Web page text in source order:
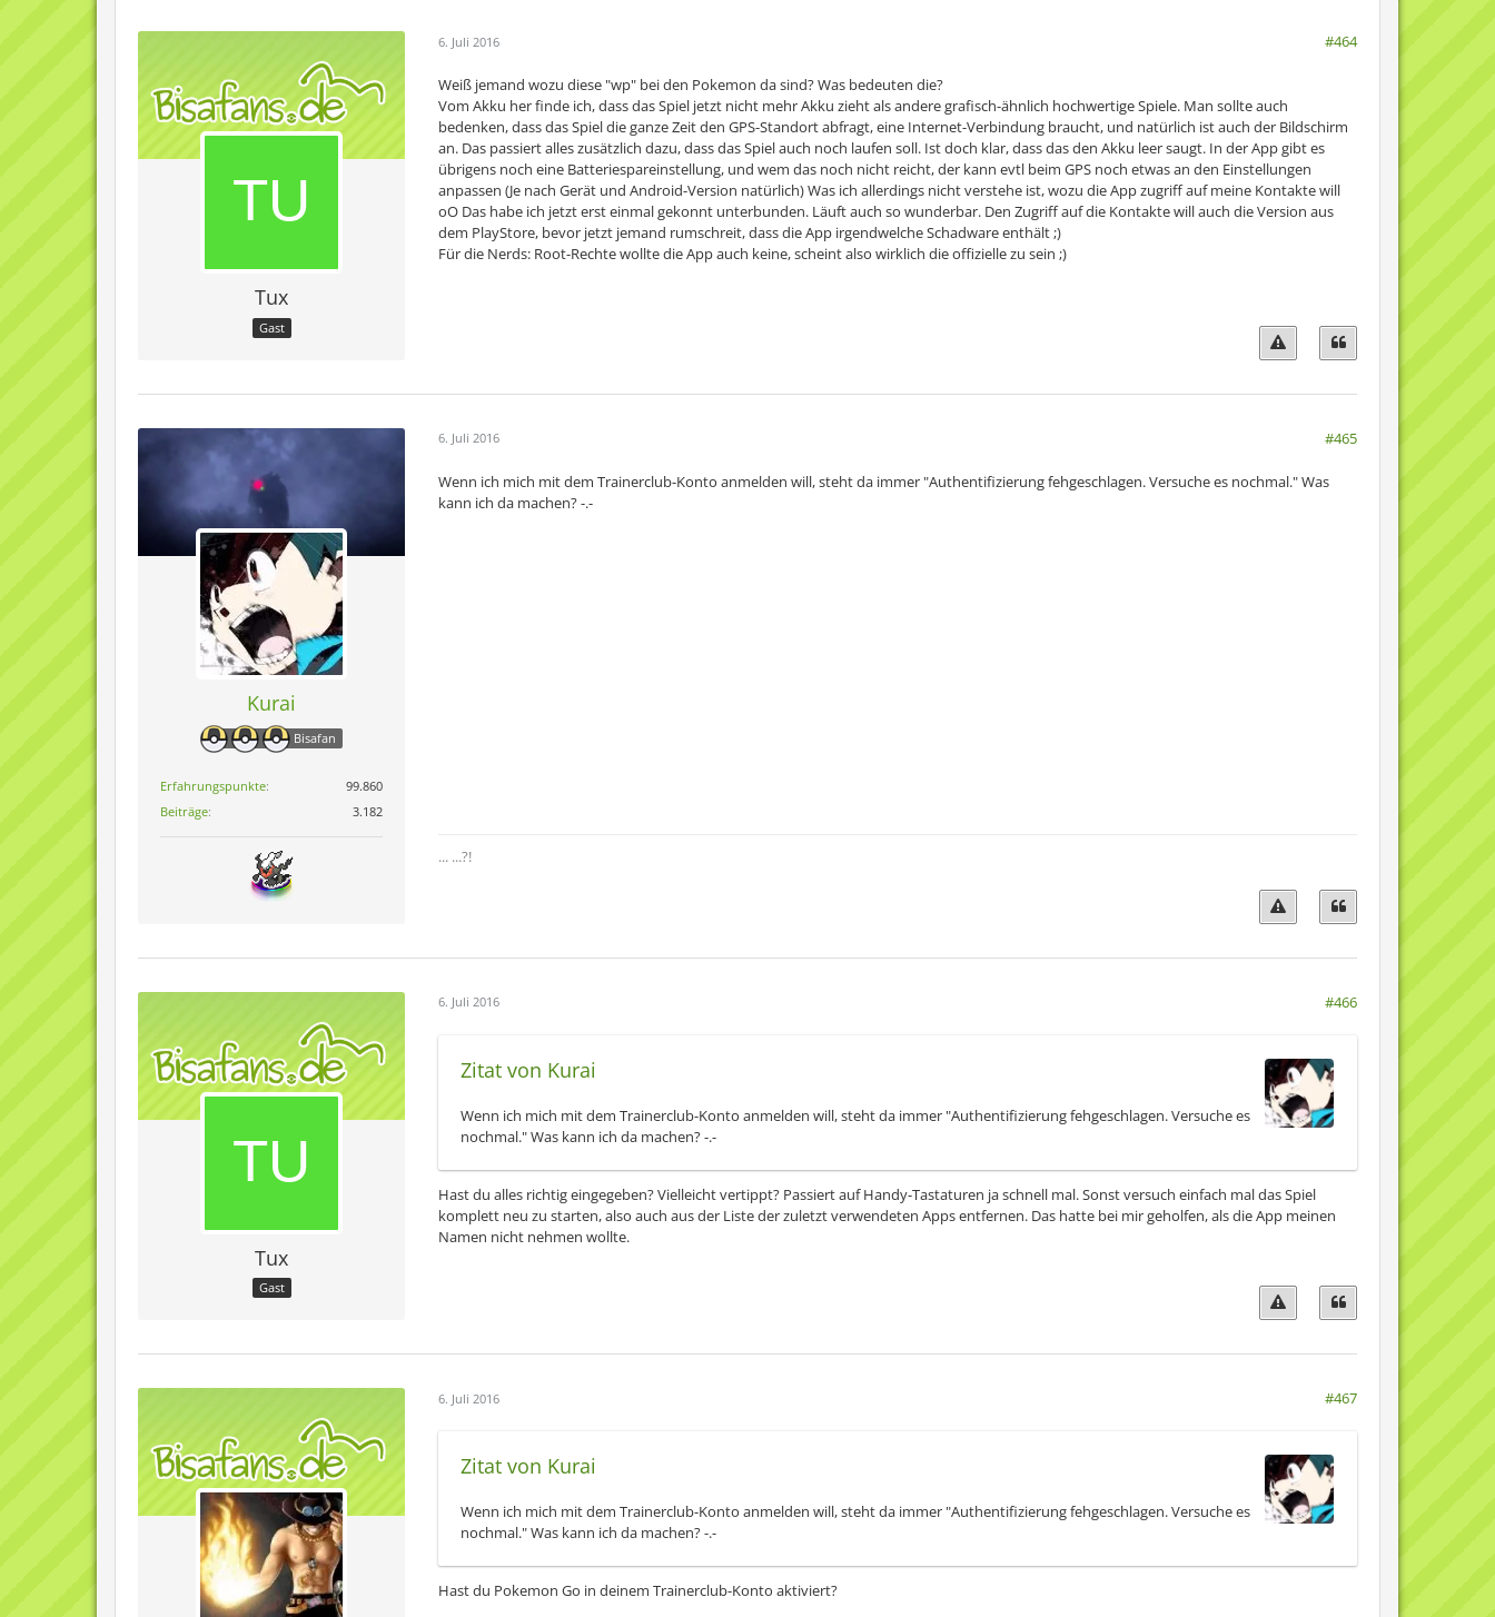
Tux
Gast
6. Juli 2016 #464
Weiß jemand wozu diese "wp" bei den Pokemon da sind? Was bedeuten die?
Vom Akku her finde ich, dass das Spiel jetzt nicht mehr Akku zieht als andere grafisch-ähnlich hochwertige Spiele. Man sollte auch
bedenken, dass das Spiel die ganze Zeit den GPS-Standort abfragt, eine Internet-Verbindung braucht, und natürlich ist auch der Bildschirm
an. Das passiert alles zusätzlich dazu, dass das Spiel auch noch laufen soll. Ist doch klar, dass das den Akku leer saugt. In der App gibt es
übrigens noch eine Batteriespareinstellung, und wem das noch nicht reicht, der kann evtl beim GPS noch etwas an den Einstellungen
anpassen (Je nach Gerät und Android-Version natürlich) Was ich allerdings nicht verstehe ist, wozu die App zugriff auf meine Kontakte will
oO Das habe ich jetzt erst einmal gekonnt unterbunden. Läuft auch so wunderbar. Den Zugriff auf die Kontakte will auch die Version aus
dem PlayStore, bevor jetzt jemand rumschreit, dass die App irgendwelche Schadware enthält ;)
Für die Nerds: Root-Rechte wollte die App auch keine, scheint also wirklich die offizielle zu sein ;)
Kurai
Bisafan
Erfahrungspunkte
99.860
Beiträge
3.182
6. Juli 2016 #465
Wenn ich mich mit dem Trainerclub-Konto anmelden will, steht da immer "Authentifizierung fehgeschlagen. Versuche es nochmal." Was
kann ich da machen? -.-
... ...?!
Tux
Gast
6. Juli 2016 #466
Zitat von Kurai
Wenn ich mich mit dem Trainerclub-Konto anmelden will, steht da immer "Authentifizierung fehgeschlagen. Versuche es
nochmal." Was kann ich da machen? -.-
Hast du alles richtig eingegeben? Vielleicht vertippt? Passiert auf Handy-Tastaturen ja schnell mal. Sonst versuch einfach mal das Spiel
komplett neu zu starten, also auch aus der Liste der zuletzt verwendeten Apps entfernen. Das hatte bei mir geholfen, als die App meinen
Namen nicht nehmen wollte.
6. Juli 2016 #467
Zitat von Kurai
Wenn ich mich mit dem Trainerclub-Konto anmelden will, steht da immer "Authentifizierung fehgeschlagen. Versuche es
nochmal." Was kann ich da machen? -.-
Hast du Pokemon Go in deinem Trainerclub-Konto aktiviert?